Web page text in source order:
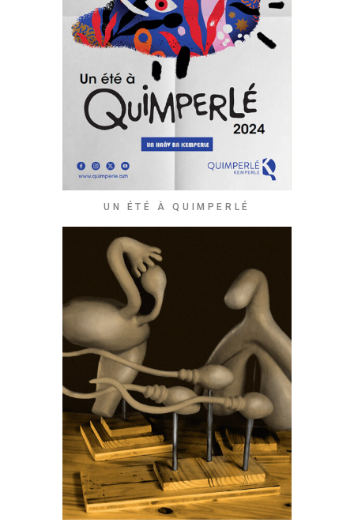
UN ÉTÉ À QUIMPERLÉ